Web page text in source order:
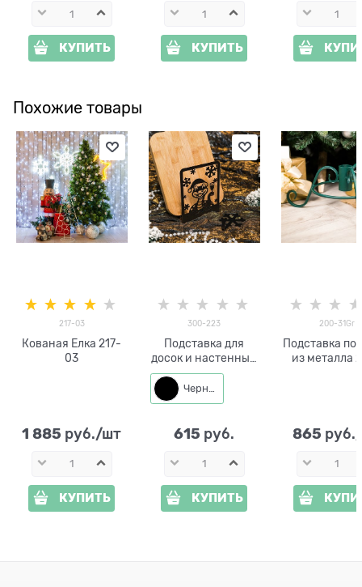
КУПИТЬ КУПИТЬ
Похожие товары
217-03
Кованая Елка 217-
03
1 885 руб./шт
КУПИТЬ
300-223
Подставка для
досок и настенный
крючок Символ
2025 года
Черный
615 руб.
КУПИТЬ
200-31Gr
Подставка
из металла
865